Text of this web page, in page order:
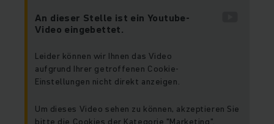
An dieser Stelle ist ein Youtube-
Video eingebettet.
Leider können wir Ihnen das Video
aufgrund Ihrer getroffenen Cookie-
Einstellungen nicht direkt anzeigen.
Um dieses Video sehen zu können, akzeptieren Sie